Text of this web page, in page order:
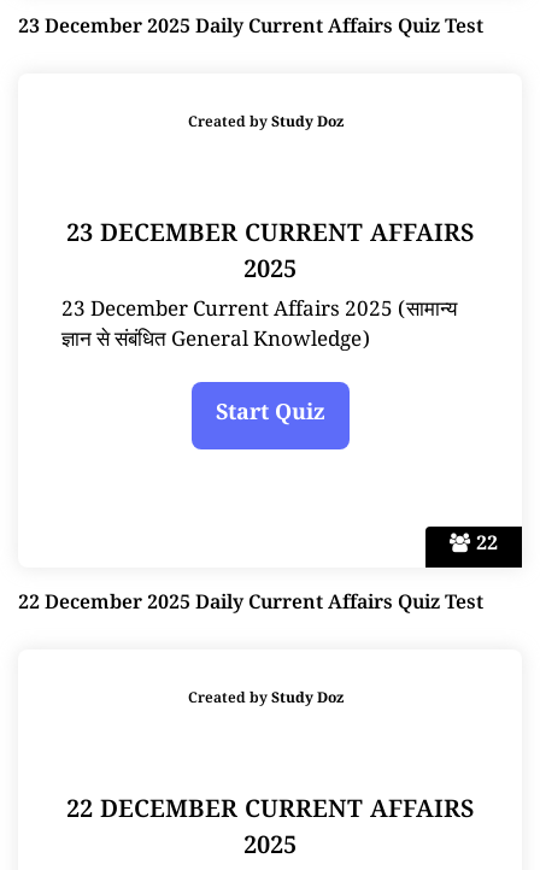
23 December 2025 Daily Current Affairs Quiz Test
22
Created byStudy Doz
23 DECEMBER CURRENT AFFAIRS
2025
23 December Current Affairs 2025 (सामान्य
ज्ञान से संबंधित General Knowledge)
22 December 2025 Daily Current Affairs Quiz Test
Created byStudy Doz
22 DECEMBER CURRENT AFFAIRS
2025